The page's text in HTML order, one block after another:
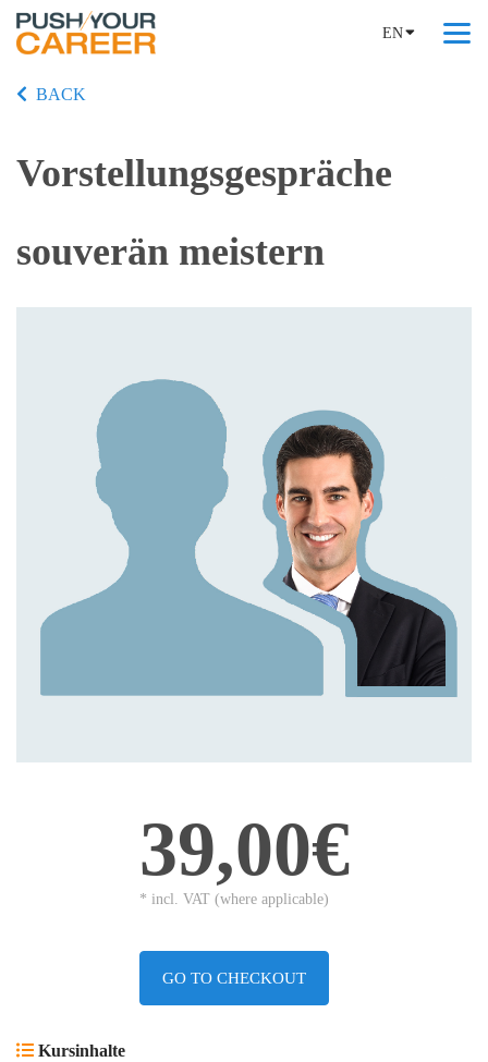
EN
BACK
Vorstellungsgespräche
souverän meistern
39,00€
* incl. VAT (where applicable)
GO TO CHECKOUT
Kursinhalte